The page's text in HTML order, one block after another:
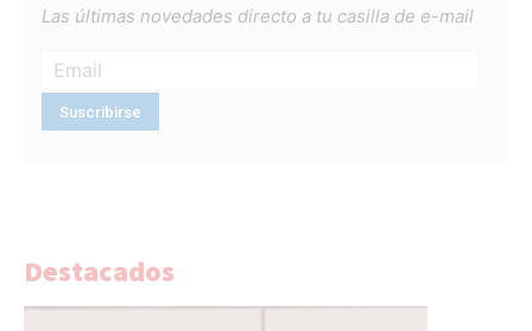
Las últimas novedades directo a tu casilla de e-mail
Destacados